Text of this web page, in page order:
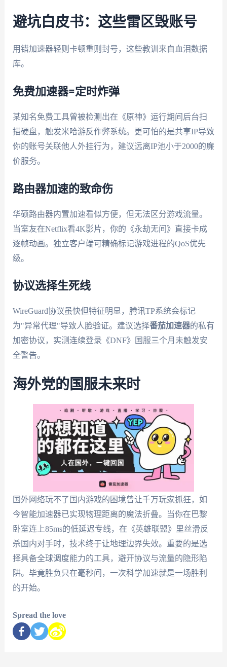
避坑白皮书：这些雷区毁账号
用错加速器轻则卡顿重则封号，这些教训来自血泪数据
库。
免费加速器=定时炸弹
某知名免费工具曾被检测出在《原神》运行期间后台扫
描硬盘，触发米哈游反作弊系统。更可怕的是共享IP导致
你的账号关联他人外挂行为，建议远离IP池小于2000的廉
价服务。
路由器加速的致命伤
华硕路由器内置加速看似方便，但无法区分游戏流量。
当室友在Netflix看4K影片，你的《永劫无间》直接卡成
逐帧动画。独立客户端可精确标记游戏进程的QoS优先
级。
协议选择生死线
WireGuard协议虽快但特征明显，腾讯TP系统会标记
为"异常代理"导致人脸验证。建议选择番茄加速器的私有
加密协议，实测连续登录《DNF》国服三个月未触发安
全警告。
海外党的国服未来时
国外网络玩不了国内游戏的困境曾让千万玩家抓狂，如
今智能加速器已实现物理距离的魔法折叠。当你在巴黎
卧室连上85ms的低延迟专线，在《英雄联盟》里丝滑反
杀国内对手时，技术终于让地理边界失效。重要的是选
择具备全球调度能力的工具，避开协议与流量的隐形陷
阱。毕竟胜负只在毫秒间，一次科学加速就是一场胜利
的开始。
Spread the love